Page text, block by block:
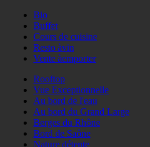
Bio
Buffet
Cours de cuisine
Resto àvin
Vente àemporter
Rooftop
Vue Exceptionnelle
Au bord de l'eau
Au bord du Grand Large
Berges du Rhône
Bord de Saône
Nature détente